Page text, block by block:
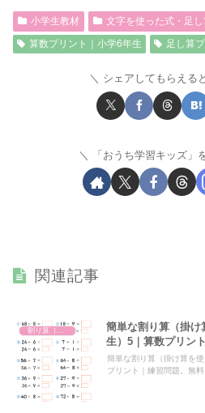
小学生教材 文字を使った式・足し
算数プリント｜小学6年生
足し算
シェアしてもらえる
「おうち学習キッズ」
関連記事
簡単な割り算（掛
生）5｜算数プリン
簡単な割り算（掛け算を
プリント｜練習問題。無料